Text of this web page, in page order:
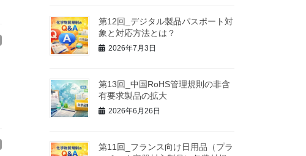
第12回_デジタル製品パスポート対
象と対応方法とは？
2026年7月3日
第13回_中国RoHS管理規則の非含
有要求製品の拡大
2026年6月26日
第11回_フランス向け日用品（プラ